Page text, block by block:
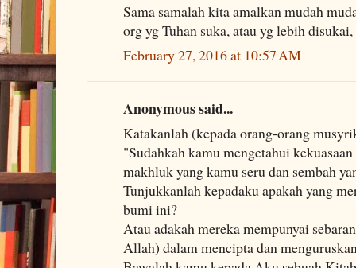
Sama samalah kita amalkan mudah
org yg Tuhan suka, atau yg lebih
February 27, 2016 at 10:57 AM
Anonymous said...
Katakanlah (kepada orang-orang
"Sudahkah kamu mengetahui
makhluk yang kamu seru dan sembah
Tunjukkanlah kepadaku apakah yang
bumi ini?
Atau adakah mereka mempunyai
Allah) dalam mencipta dan